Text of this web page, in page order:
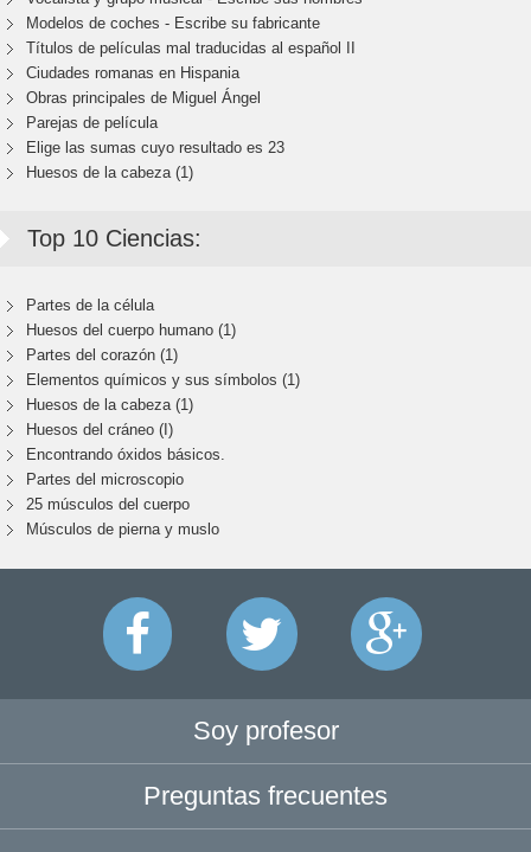
Modelos de coches - Escribe su fabricante
Títulos de películas mal traducidas al español II
Ciudades romanas en Hispania
Obras principales de Miguel Ángel
Parejas de película
Elige las sumas cuyo resultado es 23
Huesos de la cabeza (1)
Top 10 Ciencias:
Partes de la célula
Huesos del cuerpo humano (1)
Partes del corazón (1)
Elementos químicos y sus símbolos (1)
Huesos de la cabeza (1)
Huesos del cráneo (I)
Encontrando óxidos básicos.
Partes del microscopio
25 músculos del cuerpo
Músculos de pierna y muslo
Soy profesor
Preguntas frecuentes